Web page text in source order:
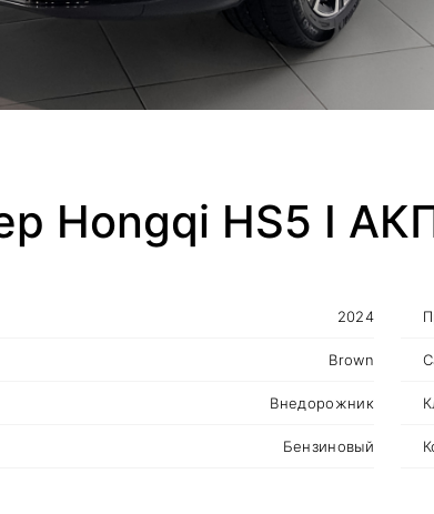
Hongqi HS5 I
2024
Brown
Внедорожник
Бензиновый